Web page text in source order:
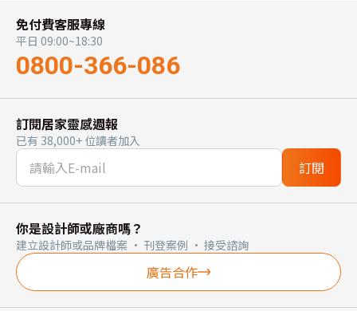
免付費客服專線
平日 09:00~18:30
0800-366-086
訂閱居家靈感週報
已有 38,000+ 位讀者加入
訂閱
你是設計師或廠商嗎？
建立設計師或品牌檔案 · 刊登案例 · 接受諮詢
廣告合作